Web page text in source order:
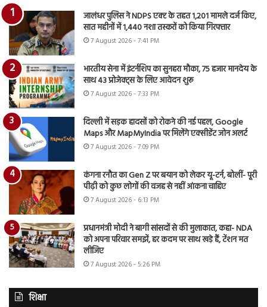
जालंधर पुलिस ने NDPS एक्ट के तहत 1,201 मामले दर्ज किए,
सात महीनों में 1,440 नशा तस्करों को किया गिरफ्तार
7 August 2026 - 7:41 PM
भारतीय सेना में इंटर्नशिप का सुनहरा मौका, 75 हजार मानदेय के
साथ 43 प्रोजेक्ट्स के लिए आवेदन शुरू
7 August 2026 - 7:33 PM
दिल्ली में सड़क हादसों को रोकने की नई पहल, Google
Maps और MapMyIndia पर मिलेंगे एक्सीडेंट जोन अलर्ट
7 August 2026 - 7:09 PM
कंगना रनौत का Gen Z पर बयान को लेकर यू-टर्न, बोलीं- पूरी
पीढ़ी को कुछ लोगों की वजह से नहीं आंकना चाहिए
7 August 2026 - 6:13 PM
प्रधानमंत्री मोदी ने बागी सांसदों से की मुलाकात, कहा- NDA
को अपना परिवार समझें, हर कदम पर साथ खड़े हैं, टेंशन मत
लीजिए
7 August 2026 - 5:26 PM
शिक्षा